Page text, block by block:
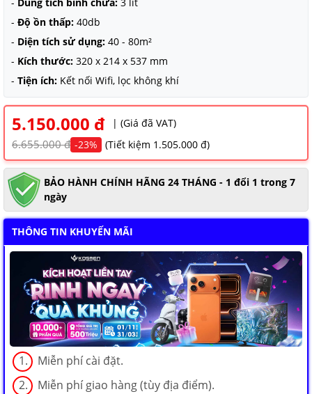
NAM ĐỊNH
QUẢNG NAM
HÀ NỘI
HÀ NAM
KIÊN GIANG
LÂM ĐỒNG
TUYÊN QUANG
VĨNH PHÚC
NGHỆ AN
HẢI PHÒNG
- Độ ồn thấp: 40db
- Diện tích sử dụng: 40 - 80m²
- Kích thước: 320 x 214 x 537 mm
- Tiện ích: Kết nối Wifi, lọc không khí
5.150.000 đ | (Giá đã VAT)
6.655.000 đ -23% (Tiết kiệm 1.505.000 đ)
BẢO HÀNH CHÍNH HÃNG 24 THÁNG - 1 đổi 1 trong 7
ngày
THÔNG TIN KHUYẾN MÃI
Miễn phí cài đặt.
Miễn phí giao hàng (tùy địa điểm).